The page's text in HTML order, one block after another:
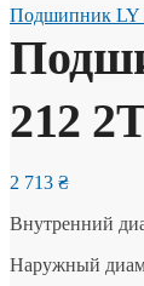
Подшипник LY
212
2 713 ₴
Внутренний
Наружный